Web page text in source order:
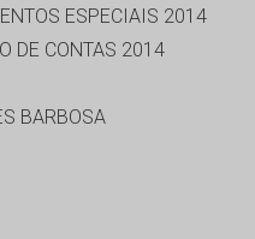
ESPECIAIS 2014
DE CONTAS 2014
BARBOSA